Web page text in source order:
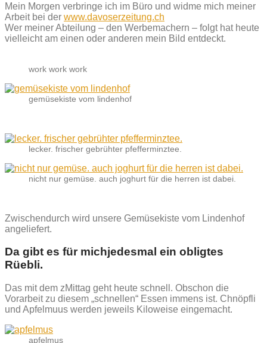
Mein Morgen verbringe ich im Büro und widme mich meiner
Arbeit bei der www.davoserzeitung.ch
Wer meiner Abteilung – den Werbemachern – folgt hat heute
vielleicht am einen oder anderen mein Bild entdeckt.
work work work
gemüsekiste vom lindenhof
lecker. frischer gebrühter pfefferminztee.
nicht nur gemüse. auch joghurt für die herren ist dabei.
Zwischendurch wird unsere Gemüsekiste vom Lindenhof
angeliefert.
Da gibt es für michjedesmal ein obligtes
Rüebli.
Das mit dem zMittag geht heute schnell. Obschon die
Vorarbeit zu diesem „schnellen“ Essen immens ist. Chnöpfli
und Apfelmuus werden jeweils Kiloweise eingemacht.
apfelmus